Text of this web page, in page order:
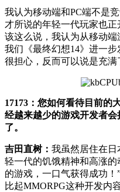
我认为移动端和PC端不是
才所说的年轻一代玩家也
该这么说，我认为从移动
我们《最终幻想14》进一
很担心，反而可以说是充满
17173：您如何看待目前的
经越来越少的游戏开发者
了。
吉田直树： 我虽然居住在
轻一代的饥饿精神和高涨
的游戏，一口气获得成功！
比起MMORPG这种开发内